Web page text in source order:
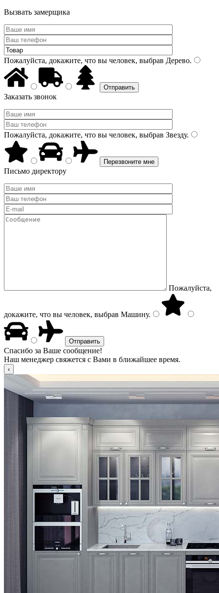
Вызвать замерщика
Пожалуйста, докажите, что вы человек, выбрав Дерево.
Заказать звонок
Пожалуйста, докажите, что вы человек, выбрав Звезду.
Письмо директору
Пожалуйста,
докажите, что вы человек, выбрав Машину.
Спасибо за Ваше сообщение!
Наш менеджер свяжется с Вами в ближайшее время.